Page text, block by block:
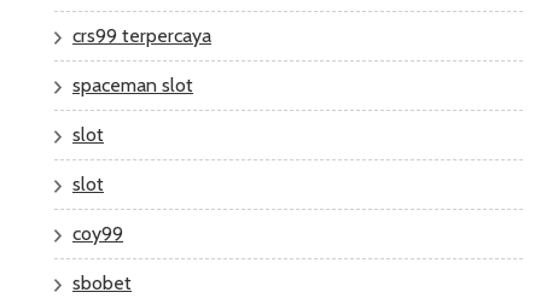
crs99 terpercaya
spaceman slot
slot
slot
coy99
sbobet